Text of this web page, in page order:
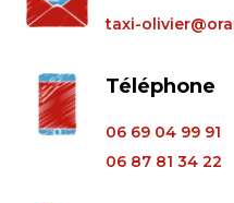
taxi-
Téléphone
06 69 04 99 91
06 87 81 34 22